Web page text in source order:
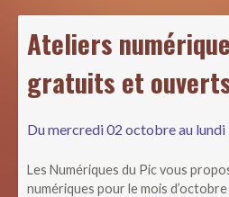
Ateliers
gratuits et
Du mercredi 02 octobre au
Les Numériques du Pic vous
numériques pour le mois